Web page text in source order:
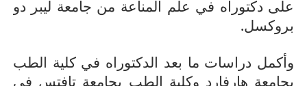
على دكتوراه في علم المناعة من جامعة ليبر دو
بروكسل.
وأكمل دراسات ما بعد الدكتوراه في كلية الطب
بجامعة هارفارد وكلية الطب بجامعة تافتس في